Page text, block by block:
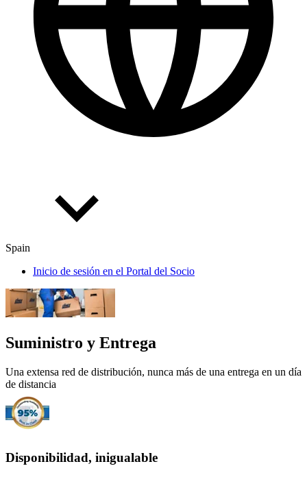
Spain
Inicio de sesión en el Portal del Socio
Suministro y Entrega
Una extensa red de distribución, nunca más de una entrega en un día
de distancia
Disponibilidad, inigualable